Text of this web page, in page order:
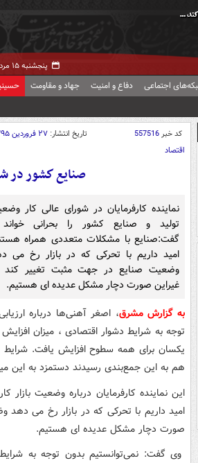
پنجشنبه ۱۵ مرداد ۱۴۰۵ -
اجتماعی دفاع و امنیت جهاد و مقاومت
کد خبر557516 تاریخ انتشار: ۲۷ فروردین ۱۳۹۵ - ۰۰:۴۶
اقتصاد
صنایع كشور در
نماینده کارفرمایان در شورای عالی کار
تولید و صنایع کشور را بحرانی
گفت:صنایع با مشکلات متعددی همراه
امید داریم با تحرکی که در بازار رخ می
وضعیت صنایع در جهت مثبت تغییر کند
غیراین صورت دچار مشکل عدیده ای هستیم.
به گزارش مشرق
توجه به شرایط دشوار اقتصادی ، میزان
یکسان برای همه سطوح افزایش یافت.
هم به این جمع‌بندی رسیدند دستمزد به این
این نماینده کارفرمایان درباره وضعیت
امید داریم با تحرکی که در بازار رخ می
صورت دچار مشکل عدیده ای هستیم.
وی گفت: نمی‌توانستیم بدون توجه به